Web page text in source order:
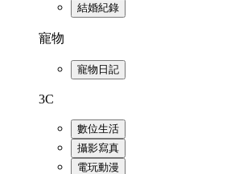
結婚紀錄
寵物
寵物日記
3C
數位生活
攝影寫真
電玩動漫